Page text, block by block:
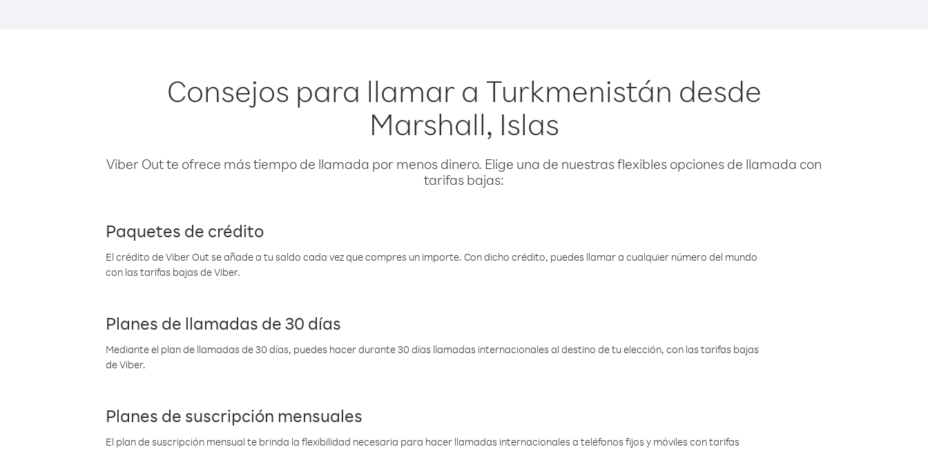
Consejos para llamar a Turkmenistán desde
Marshall, Islas
Viber Out te ofrece más tiempo de llamada por menos dinero. Elige una de nuestras flexibles opciones de llamada con
tarifas bajas:
Paquetes de crédito
El crédito de Viber Out se añade a tu saldo cada vez que compres un importe. Con dicho crédito, puedes llamar a cualquier número del mundo
con las tarifas bajas de Viber.
Planes de llamadas de 30 días
Mediante el plan de llamadas de 30 días, puedes hacer durante 30 días llamadas internacionales al destino de tu elección, con las tarifas bajas
de Viber.
Planes de suscripción mensuales
El plan de suscripción mensual te brinda la flexibilidad necesaria para hacer llamadas internacionales a teléfonos fijos y móviles con tarifas